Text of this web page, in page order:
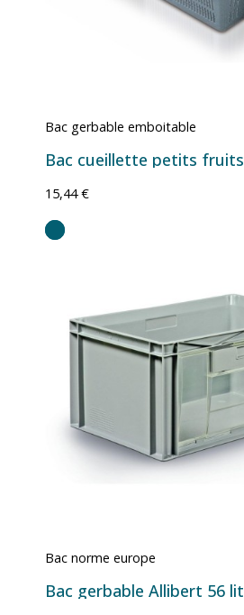
Bac gerbable emboitable
Bac cueillette petits fruits
15,44 €
Bac norme europe